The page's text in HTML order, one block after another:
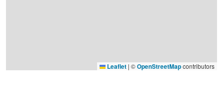
Leaflet | ©OpenStreetMapcontributors